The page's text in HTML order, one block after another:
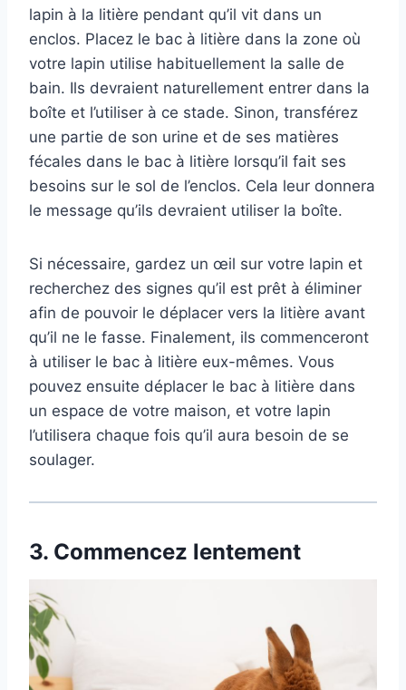
lapin à la litière pendant qu’il vit dans un
enclos. Placez le bac à litière dans la zone où
votre lapin utilise habituellement la salle de
bain. Ils devraient naturellement entrer dans la
boîte et l’utiliser à ce stade. Sinon, transférez
une partie de son urine et de ses matières
fécales dans le bac à litière lorsqu’il fait ses
besoins sur le sol de l’enclos. Cela leur donnera
le message qu’ils devraient utiliser la boîte.
Si nécessaire, gardez un œil sur votre lapin et
recherchez des signes qu’il est prêt à éliminer
afin de pouvoir le déplacer vers la litière avant
qu’il ne le fasse. Finalement, ils commenceront
à utiliser le bac à litière eux-mêmes. Vous
pouvez ensuite déplacer le bac à litière dans
un espace de votre maison, et votre lapin
l’utilisera chaque fois qu’il aura besoin de se
soulager.
3. Commencez lentement